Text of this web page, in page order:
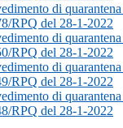
di
RPQ del 28-1-2022
di
RPQ del 28-1-2022
di
RPQ del 28-1-2022
di
RPQ del 28-1-2022